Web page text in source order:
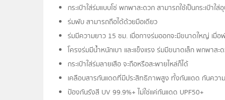
กระเป๋าใส่ร่มแบบโซ่ พกพาสะดวก สามารถใช้เป็นกระเป๋าใ
ร่มพับ สามารถถือได้ด้วยมือเดียว
ร่มมีความยาว 15 ซม. เมื่อกางร่มออกจะมีขนาดใหญ่ เมื่อ
โครงร่มมีน้ำหนักเบา และแข็งแรง ร่มมีขนาดเล็ก พกพาสะ
กระเป๋าใส่ร่มลายเสือ จะถือหรือสะพายไหล่ก็ได้
เคลือบสารกันแดดที่มีประสิทธิภาพสูง ทั้งกันแดด กันควา
ป้องกันรังสี UV 99.9%+ ไม่ใช่แค่กันแดด UPF50+